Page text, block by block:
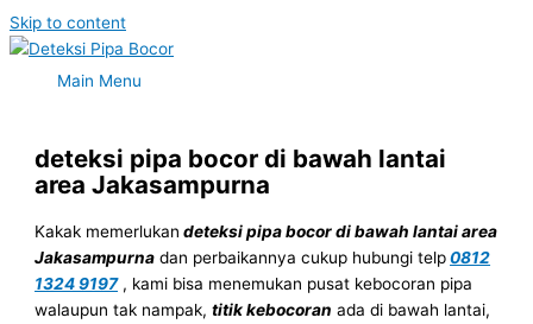
Skip to content
Main Menu
deteksi pipa bocor di bawah lantai
area Jakasampurna
Kakak memerlukan deteksi pipa bocor di bawah lantai area
Jakasampurna dan perbaikannya cukup hubungi telp0812
1324 9197, kami bisa menemukan pusat kebocoran pipa
walaupun tak nampak,titik kebocoran ada di bawah lantai,